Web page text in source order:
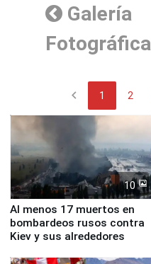
Galería
Fotográfica
chevron_left 1 2
10
Al menos 17 muertos en
bombardeos rusos contra
Kiev y sus alrededores